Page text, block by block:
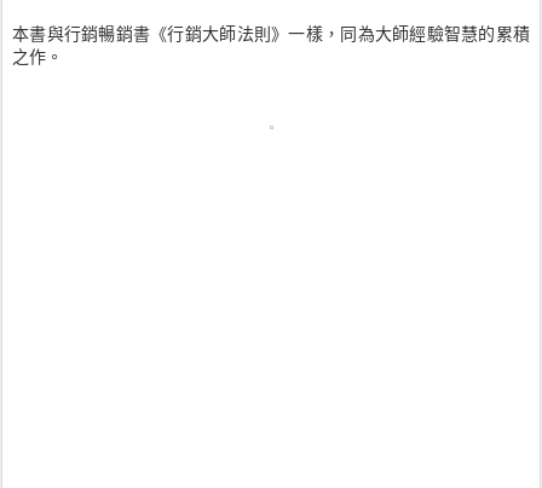
本書與行銷暢銷書《行銷大師法則》一樣，同為大師經驗智慧的累積
之作。